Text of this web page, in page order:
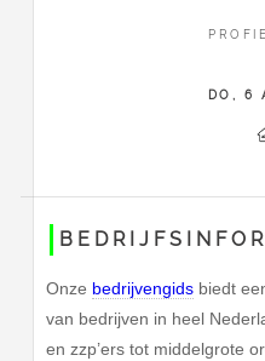
DO, 6
Onze bedrijvengids biedt
van bedrijven in heel
en zzp’ers tot middelgrote